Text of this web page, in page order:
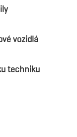
vozidlá
techniku